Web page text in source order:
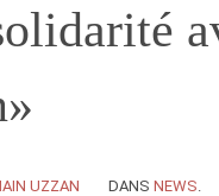
UZZAN DANS NEWS